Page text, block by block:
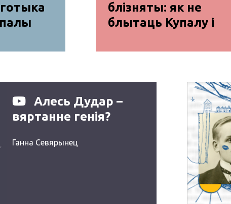
блізняты: як не
блытаць Купалу і
Алесь Дудар –
вяртанне генія?
Ганна Севярынец